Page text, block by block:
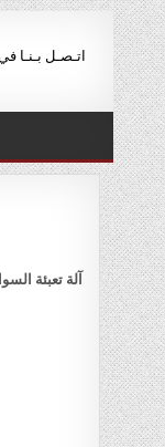
Skip
to
content
اتـصـل بـنـا
آلة تعبئة